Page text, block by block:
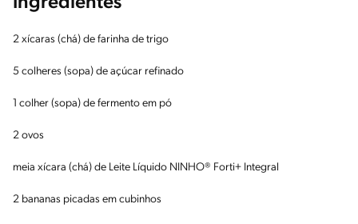
2 xícaras (chá) de farinha de trigo
5 colheres (sopa) de açúcar refinado
1 colher (sopa) de fermento em pó
2 ovos
meia xícara (chá) de Leite Líquido NINHO® Forti+ Integral
2 bananas picadas em cubinhos